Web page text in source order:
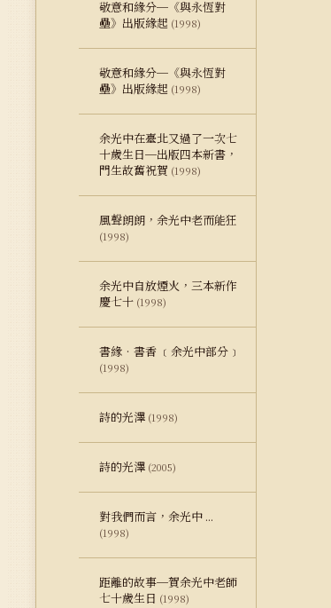
敬意和緣分─《與永恆對
壘》出版緣起 (1998)
敬意和緣分─《與永恆對
壘》出版緣起 (1998)
余光中在臺北又過了一次七
十歲生日─出版四本新書，
門生故舊祝賀 (1998)
風聲朗朗，余光中老而能狂
(1998)
余光中自放煙火，三本新作
慶七十 (1998)
書緣‧書香 ﹝余光中部分﹞
(1998)
詩的光澤 (1998)
詩的光澤 (2005)
對我們而言，余光中 ...
(1998)
距離的故事─賀余光中老師
七十歲生日 (1998)